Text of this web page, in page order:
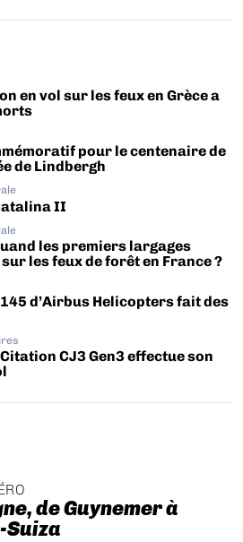
en vol sur les feux en Grèce a
pour le centenaire de
de Lindbergh
II
les premiers largages
les feux de forêt en France ?
d’Airbus Helicopters fait des
CJ3 Gen3 effectue son
de Guynemer à
Suiza